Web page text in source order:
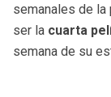
semanales de la
ser la cuarta
semana de su